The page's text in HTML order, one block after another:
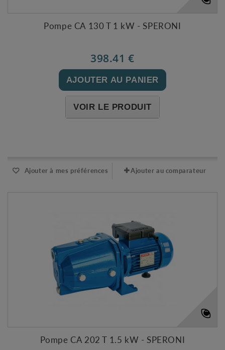
Pompe CA 130 T 1 kW - SPERONI
398.41 €
AJOUTER AU PANIER
VOIR LE PRODUIT
Ajouter à mes préférences Ajouter au comparateur
Pompe CA 202 T 1.5 kW - SPERONI